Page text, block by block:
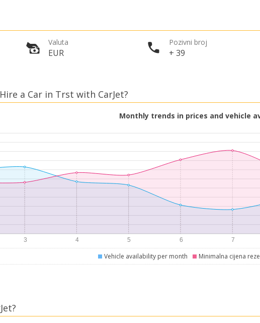
Valuta
EUR
Pozivni broj
+ 39
a Car in Trst with CarJet?
Monthly trends in prices and vehicle
Vehicle availability per month Minimalna cijena